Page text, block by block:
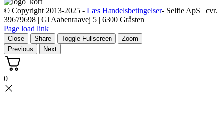
© Copyright 2013-2025 - Læs Handelsbetingelser- Selfie ApS | cvr.
39679698 | Gl Aabenraavej 5 | 6300 Gråsten
Page load link
Close Share Toggle Fullscreen
Zoom
Previous
Next
0